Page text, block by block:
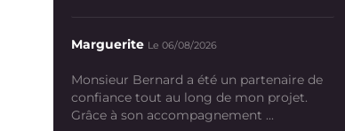
Marguerite Le 06/08/2026
Monsieur Bernard a été un partenaire de
confiance tout au long de mon projet.
Grâce à son accompagnement ...